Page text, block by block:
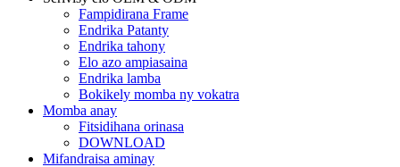
Fampidirana Frame
Endrika Patanty
Endrika tahony
Elo azo ampiasaina
Endrika lamba
Bokikely momba ny vokatra
Momba anay
Fitsidihana orinasa
DOWNLOAD
Mifandraisa aminay